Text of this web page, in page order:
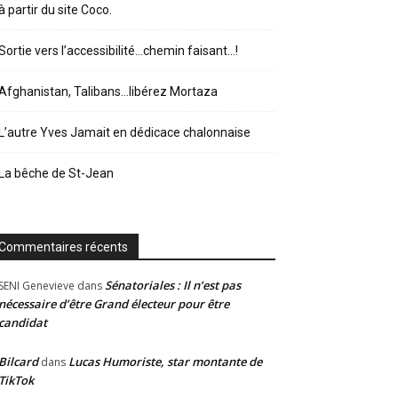
partir du site Coco.
vers l’accessibilité…chemin faisant…!
Talibans…libérez Mortaza
Yves Jamait en dédicace chalonnaise
bêche de St-Jean
récents
Genevieve dansSénatoriales : Il n’est pas
d’être Grand électeur pour être
dans Lucas Humoriste, star montante de